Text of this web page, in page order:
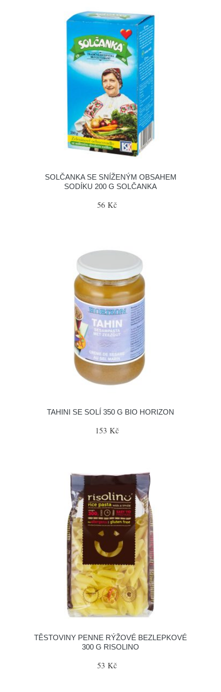
SOLČANKA SE SNÍŽENÝM OBSAHEM
SODÍKU 200 G SOLČANKA
56 Kč
TAHINI SE SOLÍ 350 G BIO HORIZON
153 Kč
TĚSTOVINY PENNE RÝŽOVÉ BEZLEPKOVÉ
300 G RISOLINO
53 Kč